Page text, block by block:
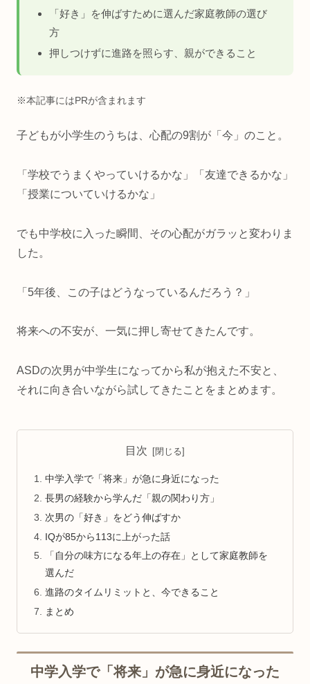
「好き」を伸ばすために選んだ家庭教師の選び
方
押しつけずに進路を照らす、親ができること
※本記事にはPRが含まれます
子どもが小学生のうちは、心配の9割が「今」のこと。
「学校でうまくやっていけるかな」「友達できるかな」
「授業についていけるかな」
でも中学校に入った瞬間、その心配がガラッと変わりま
した。
「5年後、この子はどうなっているんだろう？」
将来への不安が、一気に押し寄せてきたんです。
ASDの次男が中学生になってから私が抱えた不安と、
それに向き合いながら試してきたことをまとめます。
目次
中学入学で「将来」が急に身近になった
長男の経験から学んだ「親の関わり方」
次男の「好き」をどう伸ばすか
IQが85から113に上がった話
「自分の味方になる年上の存在」として家庭教師を
選んだ
進路のタイムリミットと、今できること
まとめ
中学入学で「将来」が急に身近になった